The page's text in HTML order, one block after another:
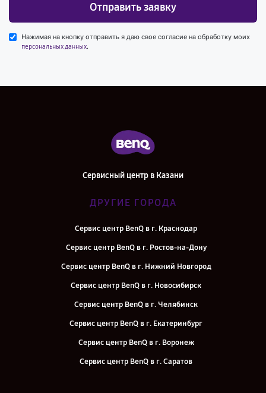
Отправить заявку
Нажимая на кнопку отправить я даю свое согласие на обработку моих
персональных данных.
Сервисный центр в Казани
ДРУГИЕ ГОРОДА
Сервис центр BenQ в г. Краснодар
Сервис центр BenQ в г. Ростов-на-Дону
Сервис центр BenQ в г. Нижний Новгород
Сервис центр BenQ в г. Новосибирск
Сервис центр BenQ в г. Челябинск
Сервис центр BenQ в г. Екатеринбург
Сервис центр BenQ в г. Воронеж
Сервис центр BenQ в г. Саратов